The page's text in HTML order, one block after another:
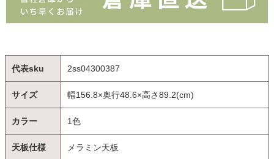
代表sku 2ss04300387
サイズ 幅156.8×奥行48.6×高さ89.2(cm)
カラー 1色
天板仕様 メラミン天板